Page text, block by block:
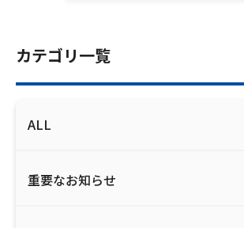
放送番組審議会議事録
ご利用約款・重要事項説明書
カテゴリ一覧
ALL
重要なお知らせ